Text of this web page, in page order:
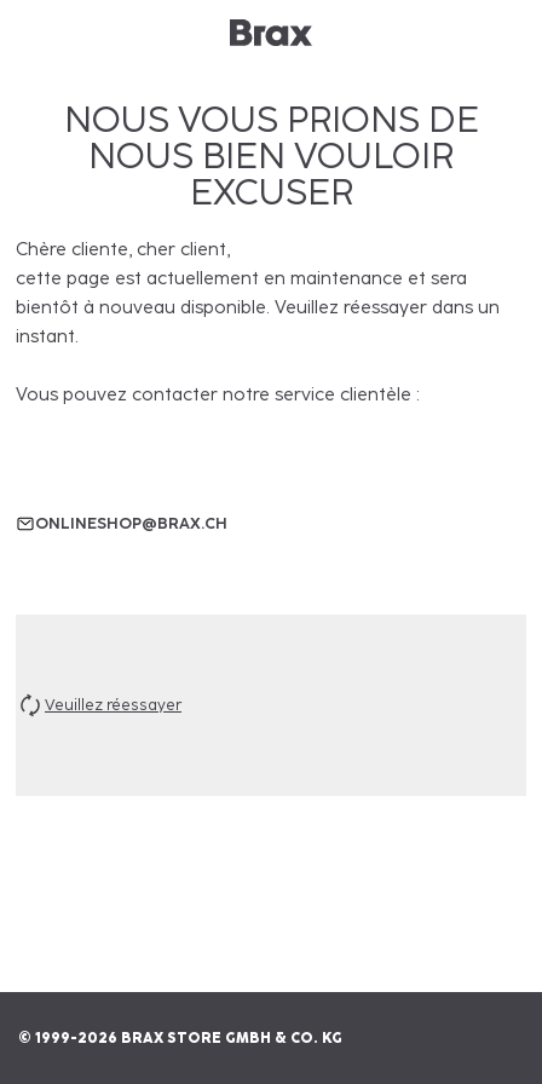
NOUS VOUS PRIONS DE
NOUS BIEN VOULOIR
EXCUSER
Chère cliente, cher client,
cette page est actuellement en maintenance et sera
bientôt à nouveau disponible. Veuillez réessayer dans un
instant.
Vous pouvez contacter notre service clientèle :
ONLINESHOP@BRAX.CH
Veuillez réessayer
© 1999-2026 BRAX STORE GMBH & CO. KG